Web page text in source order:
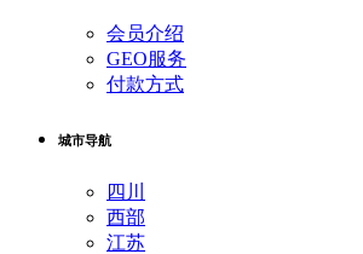
会员介绍
GEO服务
付款方式
城市导航
四川
西部
江苏